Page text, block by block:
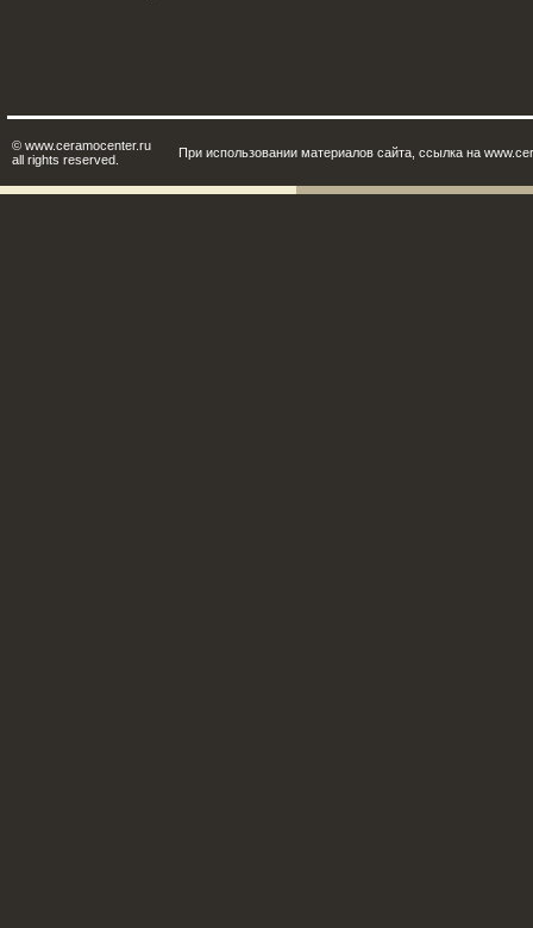
© www.ceramocenter.ru
all rights reserved.
При использовании материалов сайта, ссылка на